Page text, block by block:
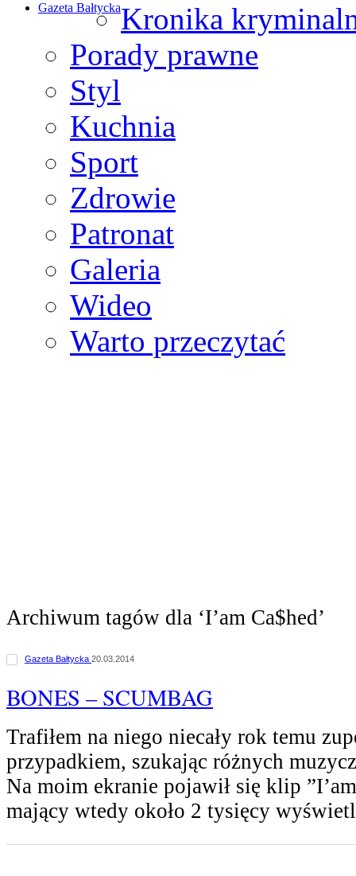
Gazeta BałtyckaKronika
Porady prawne
Styl
Kuchnia
Sport
Zdrowie
Patronat
Galeria
Wideo
Warto przeczytać
Archiwum tagów dla ‘I’am Ca$hed’
Gazeta Bałtycka 20.03.2014
BONES – SCUMBAG
Trafiłem na niego niecały rok temu
przypadkiem, szukając różnych
Na moim ekranie pojawił się klip ”I’am
mający wtedy około 2 tysięcy